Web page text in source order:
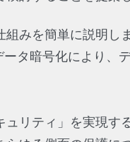
みを簡単に説明し
タ暗号化により、
リティ」を実現す